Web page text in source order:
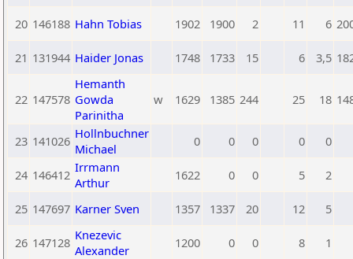
20 146188 Hahn Tobias 1902 1900 2 11 6
21 131944 Haider Jonas 1748 1733 15 6 3,5
22 147578
Hemanth
Gowda
Parinitha
w 1629 1385 244 25 18
23 141026 Hollnbuchner
Michael
0 0 0 0 0
24 146412 Irrmann
Arthur
1622 0 0 5 2
25 147697 Karner Sven 1357 1337 20 12 5
26 147128 Knezevic
Alexander
1200 0 0 8 1